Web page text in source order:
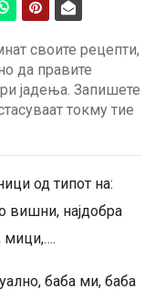
своите рецепти,
да правите
јадења. Запишете
токму тие
од типот на:
вишни, најдобра
мици,….
баба ми, баба